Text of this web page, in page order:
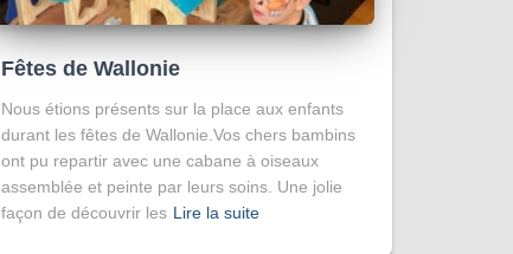
Fêtes de Wallonie
Nous étions présents sur la place aux enfants
durant les fêtes de Wallonie.Vos chers bambins
ont pu repartir avec une cabane à oiseaux
assemblée et peinte par leurs soins. Une jolie
façon de découvrir les Lire la suite